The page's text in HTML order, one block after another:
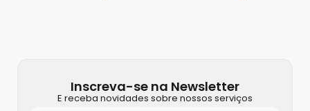
Inscreva-se na Newsletter
E receba novidades sobre nossos serviços